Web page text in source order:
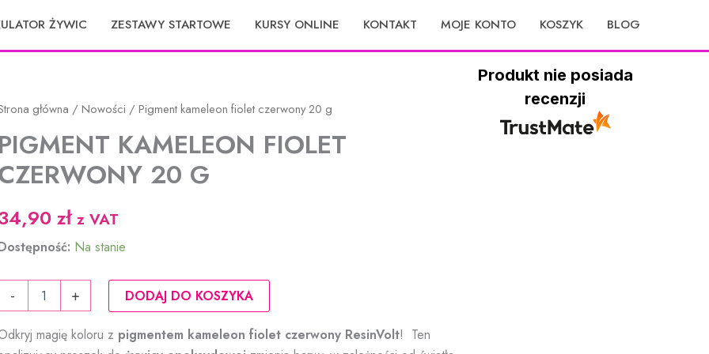
ŻYWIC ZESTAWY STARTOWE KURSY ONLINE KONTAKT MOJE KONTO KOSZYK BLOG
główna / Nowości / Pigment kameleon fiolet czerwony 20 g
PIGMENT KAMELEON FIOLET
20 G
zł z VAT
Na stanie
-
Pigment
+ DODAJ DO KOSZYKA
magię koloru z pigmentem kameleon fiolet czerwony ResinVolt! Ten
Produkt nie posiada
recenzji